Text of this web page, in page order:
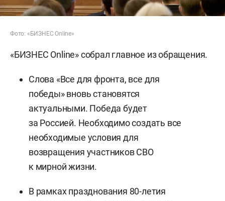
Фото: «БИЗНЕС Online»
«БИЗНЕС Online» собрал главное из обращения.
Слова «Все для фронта, все для
победы» вновь становятся
актуальными. Победа будет
за Россией. Необходимо создать все
необходимые условия для
возвращения участников СВО
к мирной жизни.
В рамках празднования 80-летия